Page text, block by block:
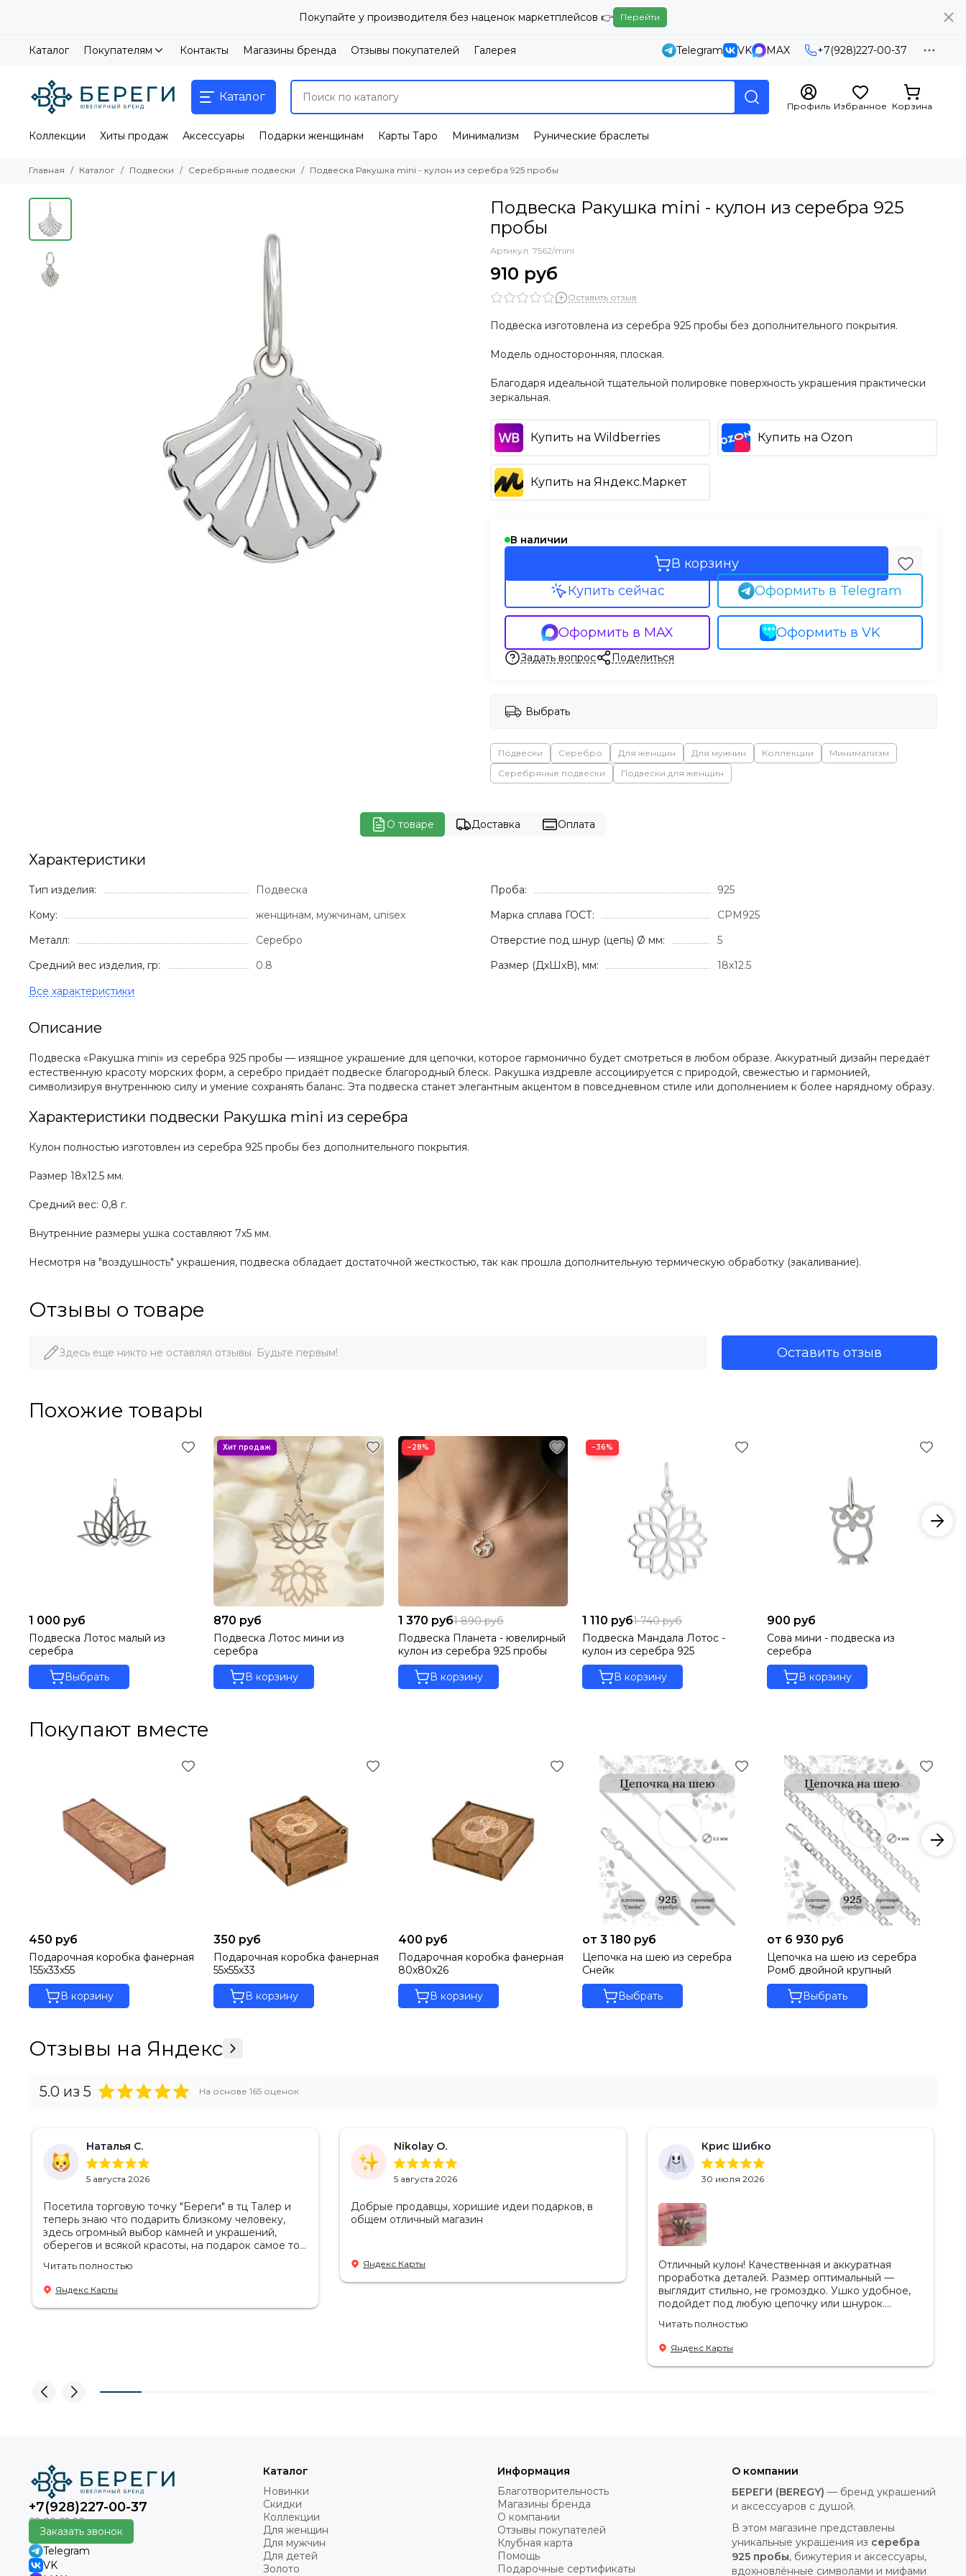
Покупайте у производителя без наценок маркетплейсов 👉 Перейти
Каталог Покупателям Контакты Магазины бренда Отзывы покупателей Галерея Telegram VK MAX +7(928)227-00-37
Каталог
Профиль Избранное Корзина
Коллекции Хиты продаж Аксессуары Подарки женщинам Карты Таро Минимализм Рунические браслеты
Главная Каталог Подвески Серебряные подвески Подвеска Ракушка mini - кулон из серебра 925 пробы
Подвеска Ракушка mini - кулон из серебра 925
пробы
Артикул: 7562/mini
910 руб
Оставить отзыв
Подвеска изготовлена из серебра 925 пробы без дополнительного покрытия.
Модель односторонняя, плоская.
Благодаря идеальной тщательной полировке поверхность украшения практически
зеркальная.
Купить на Wildberries Купить на Ozon
Купить на Яндекс.Маркет
В наличии
В корзину
Оформить в Telegram
Оформить в MAX Оформить в VK
Купить сейчас
Задать вопрос Поделиться
Выбрать
Подвески Серебро Для женщин Для мужчин Коллекции
Минимализм
Серебряные подвески
Подвески для женщин
О товаре Доставка Оплата
Характеристики
Тип изделия:
Подвеска
Кому:
женщинам, мужчинам, unisex
Металл:
Серебро
Средний вес изделия, гр:
0.8
Проба:
925
Марка сплава ГОСТ:
СРМ925
Отверстие под шнур (цепь) Ø мм:
5
Размер (ДхШхВ), мм:
18х12.5
Описание
Подвеска «Ракушка mini» из серебра 925 пробы — изящное украшение для цепочки, которое гармонично будет смотреться в любом образе. Аккуратный дизайн передаёт
естественную красоту морских форм, а серебро придаёт подвеске благородный блеск. Ракушка издревле ассоциируется с природой, свежестью и гармонией,
символизируя внутреннюю силу и умение сохранять баланс. Эта подвеска станет элегантным акцентом в повседневном стиле или дополнением к более нарядному образу.
Характеристики подвески Ракушка mini из серебра
Кулон полностью изготовлен из серебра 925 пробы без дополнительного покрытия.
Размер 18х12.5 мм.
Средний вес: 0,8 г.
Внутренние размеры ушка составляют 7х5 мм.
Несмотря на "воздушность" украшения, подвеска обладает достаточной жесткостью, так как прошла дополнительную термическую обработку (закаливание).
Отзывы о товаре
Здесь еще никто не оставлял отзывы. Будьте первым! Оставить отзыв
Похожие товары
1 000 руб
Подвеска Лотос малый из
серебра
Выбрать
870 руб
Подвеска Лотос мини из
серебра
В корзину
−28%
1 370 руб1 890 руб
Подвеска Планета - ювелирный
кулон из серебра 925 пробы
В корзину
−36%
1 110 руб1 740 руб
Подвеска Мандала Лотос -
кулон из серебра 925
В корзину
900 руб
Сова мини - подвеска из
серебра
В корзину
Покупают вместе
450 руб
Подарочная коробка фанерная
155х33х55
В корзину
350 руб
Подарочная коробка фанерная
55х55х33
В корзину
400 руб
Подарочная коробка фанерная
80х80х26
В корзину
от 3 180 руб
Цепочка на шею из серебра
Снейк
Выбрать
от 6 930 руб
Цепочка на шею из серебра
Ромб двойной крупный
Выбрать
Отзывы на Яндекс
5.0 из 5 На основе 165 оценок
Наталья С.
5 августа 2026
Посетила торговую точку "Береги" в тц Талер и
теперь знаю что подарить близкому человеку,
здесь огромный выбор камней и украшений,
оберегов и всякой красоты, на подарок самое то.
пользой! Продавцы-консультанты сориентируют,
дадут подсказки на что обратить внимание .
Приветливый персонал.
Читать полностью
Яндекс Карты
Nikolay O.
5 августа 2026
Добрые продавцы, хоришие идеи подарков, в
общем отличный магазин
Яндекс Карты
Крис Шибко
30 июля 2026
Отличный кулон! Качественная и аккуратная
проработка деталей. Размер оптимальный —
выглядит стильно, не громоздко. Ушко удобное,
подойдет под любую цепочку или шнурок.
Читать полностью
Яндекс Карты
+7(928)227-00-37
Заказать звонок
Telegram
VK
Каталог
Новинки
Скидки
Коллекции
Для женщин
Для мужчин
Для детей
Золото
Информация
Благотворительность
Магазины бренда
О компании
Отзывы покупателей
Клубная карта
Помощь
Подарочные сертификаты
О компании
БЕРЕГИ (BEREGY) — бренд украшений
и аксессуаров с душой.
В этом магазине представлены
уникальные украшения из серебра
925 пробы, бижутерия и аксессуары,
вдохновлённые символами и мифами